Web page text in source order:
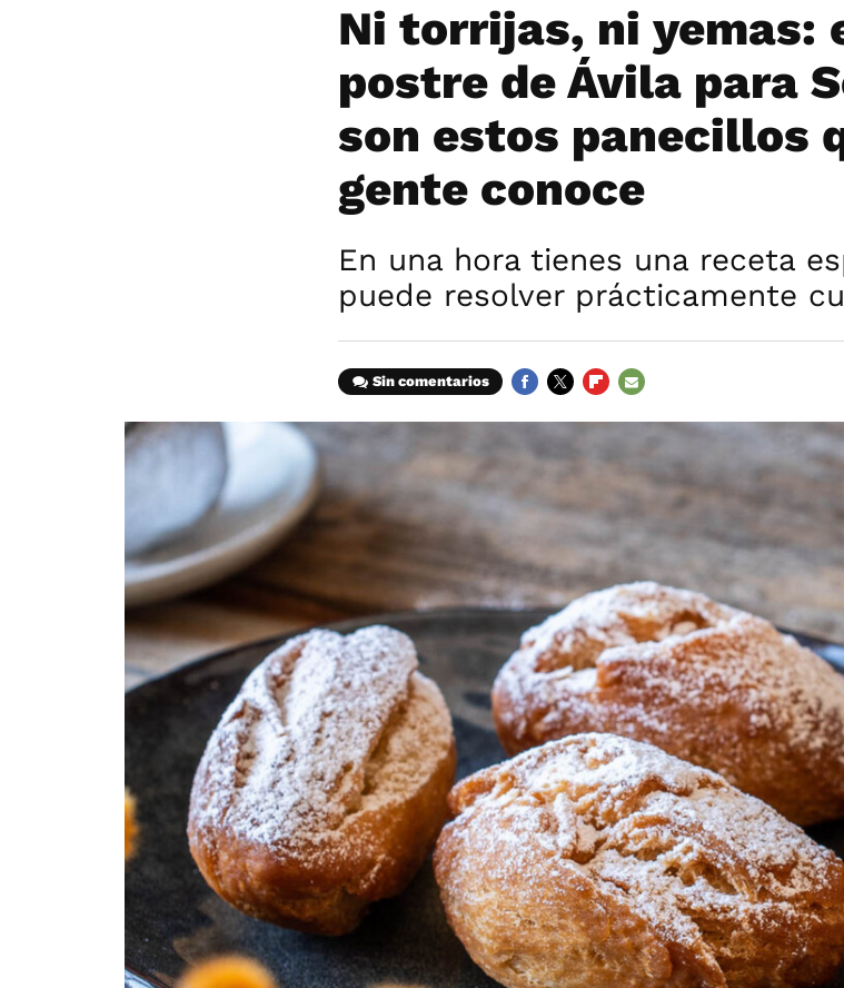
Ni torrijas, ni yemas:
postre de Ávila para
son estos panecillos
gente conoce
En una hora tienes una receta
puede resolver prácticamente
Sin comentarios